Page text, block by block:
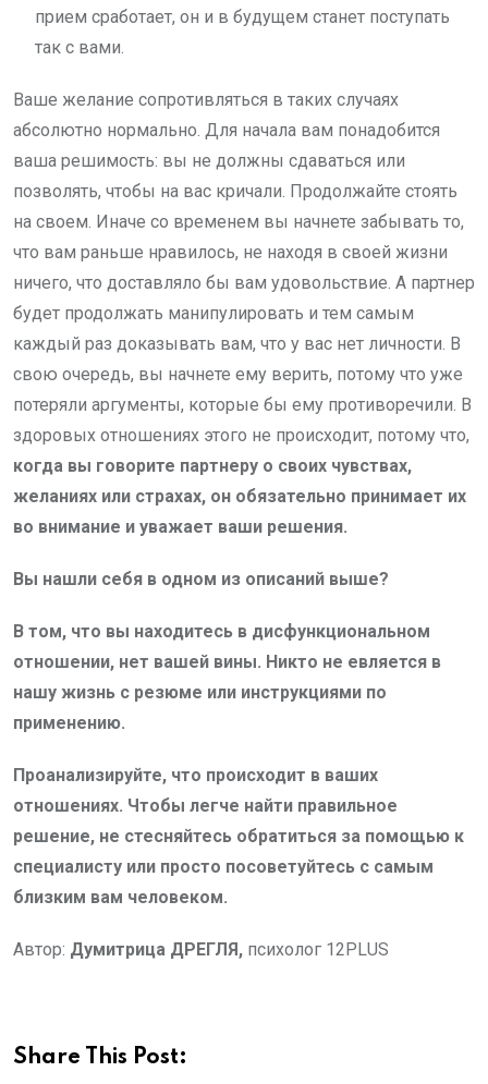
прием сработает, он и в будущем станет поступать
так с вами.
Ваше желание сопротивляться в таких случаях
абсолютно нормально. Для начала вам понадобится
ваша решимость: вы не должны сдаваться или
позволять, чтобы на вас кричали. Продолжайте стоять
на своем. Иначе со временем вы начнете забывать то,
что вам раньше нравилось, не находя в своей жизни
ничего, что доставляло бы вам удовольствие. А партнер
будет продолжать манипулировать и тем самым
каждый раз доказывать вам, что у вас нет личности. В
свою очередь, вы начнете ему верить, потому что уже
потеряли аргументы, которые бы ему противоречили. В
здоровых отношениях этого не происходит, потому что,
когда вы говорите партнеру о своих чувствах,
желаниях или страхах, он обязательно принимает их
во внимание и уважает ваши решения.
Вы нашли себя в одном из описаний выше?
В том, что вы находитесь в дисфункциональном
отношении, нет вашей вины. Никто не евляется в
нашу жизнь с резюме или инструкциями по
применению.
Проанализируйте, что происходит в ваших
отношениях. Чтобы легче найти правильное
решение, не стесняйтесь обратиться за помощью к
специалисту или просто посоветуйтесь с самым
близким вам человеком.
Автор: Думитрица ДРЕГЛЯ, психолог 12PLUS
Share This Post: